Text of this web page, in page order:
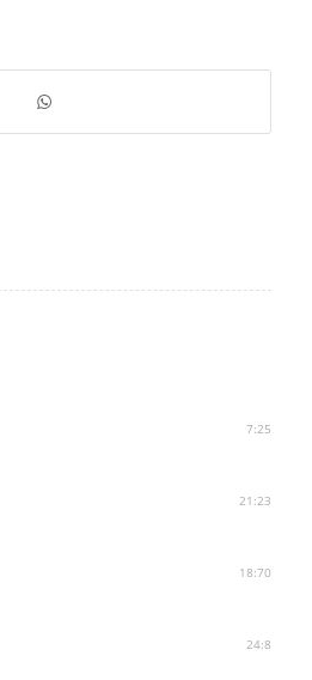
7:25
21:23
18:70
24:8